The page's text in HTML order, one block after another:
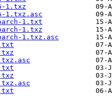
1.txz
1.txz.asc
1.txt
1.txz
1.txz.asc